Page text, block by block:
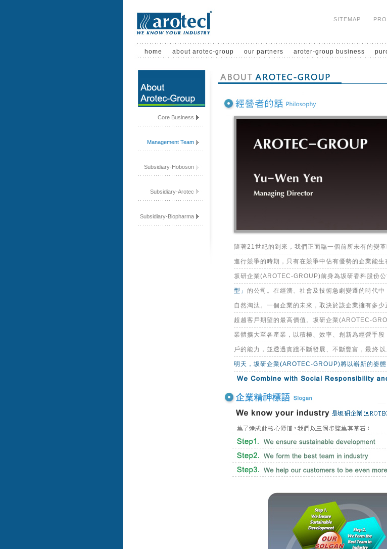
SITEMAP
home about arotec-group our partners aroter-group business
Core Business
Management Team
Subsidiary-Hoboson
Subsidiary-Arotec
Subsidiary-Biopharma
隨著21世紀的到來，我們正面臨一個前所未有的變
進行競爭的時期，只有在競爭中佔有優勢的企業能生
坂研企業(AROTEC-GROUP)前身為坂研香料股份
型」 的公司。在經濟、社會及技術急劇變遷的時代
自然淘汰。一個企業的未來，取決於該企業擁有多
超越客戶期望的最高價值。坂研企業(AROTEC-
業體擴大至各產業，以積極、效率、創新為經營手
戶的能力，並透過實踐不斷發展、不斷豐富， 最終
明天，坂研企業(AROTEC-GROUP)將以嶄新的姿